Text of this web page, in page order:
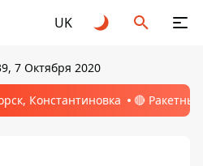
UK
7 Октября 2020
Константиновка 🔴